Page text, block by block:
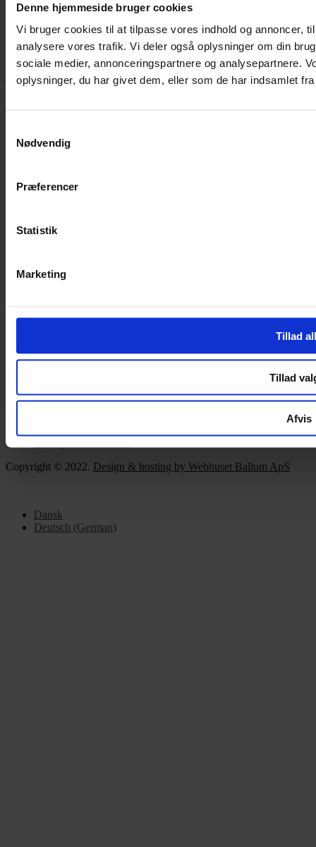
Denne hjemmeside bruger cookies
Vi bruger cookies til at tilpasse vores indhold og annoncer,
analysere vores trafik. Vi deler også oplysninger om din
sociale medier, annonceringspartnere og analysepartnere.
oplysninger, du har givet dem, eller som de har indsamlet
Nødvendig
Præferencer
Statistik
Marketing
Tillad
Tillad
Afvis
Hvis du bøvler med noget eller ønsker ny inspiration, så skriv til
mig,eller kom forbi butikken på Vestergade 12 i Tønder. Så hjælper
jeg dig på vej.
CVR 43041649
SERVICES
Privatlivspolitik
Handelsbetingelser
Privatlivspolitik
OM OS
ÅBNINGSTIDER
Copyright © 2022. Design & hosting by Webhuset Ballum ApS
Dansk
Deutsch (German)